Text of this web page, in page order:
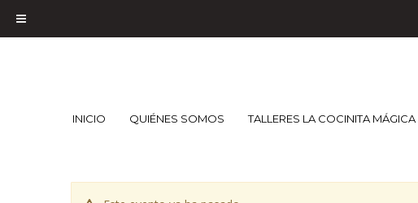
INICIO QUIÉNES SOMOS TALLERES LA COCINITA MÁGICA